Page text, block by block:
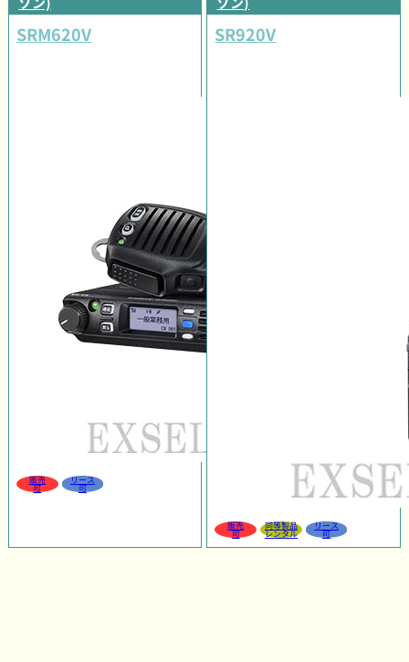
SRM620V
販売
可
リース
可
SR920V
販売
可
同等製品
レンタル
リース
可